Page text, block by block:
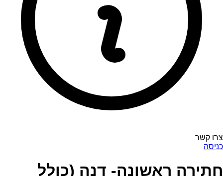
צרו קשר
כניסה
חתירה ראשונה- דנה (כולל